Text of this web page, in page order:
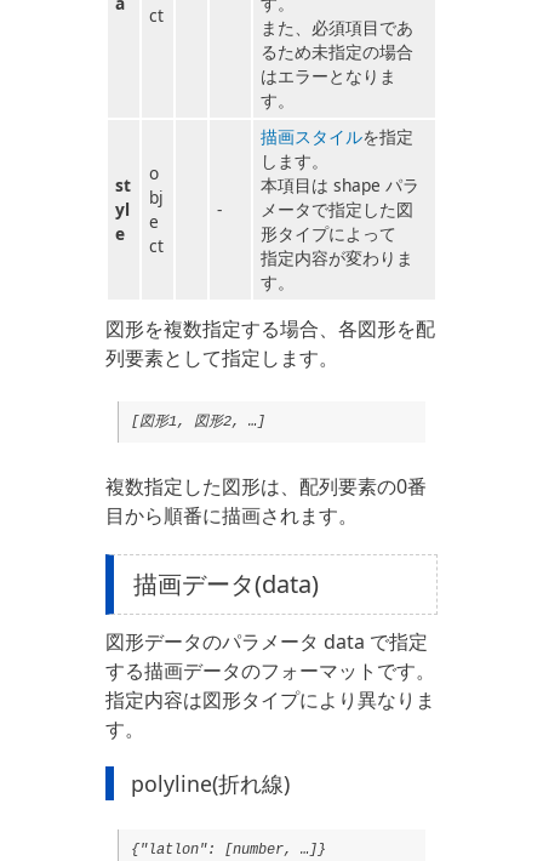
ct
また、必須項目であ
るため未指定の場合
はエラーとなりま
す。
st
yl
e
o
bj
e
ct
-
描画スタイルを指定
します。
本項目は shape パラ
メータで指定した図
形タイプによって
指定内容が変わりま
す。
図形を複数指定する場合、各図形を配
列要素として指定します。
[図形1, 図形2, …]
複数指定した図形は、配列要素の0番
目から順番に描画されます。
描画データ(data)
図形データのパラメータ data で指定
する描画データのフォーマットです。
指定内容は図形タイプにより異なりま
す。
polyline(折れ線)
{"latlon": [number, …]}